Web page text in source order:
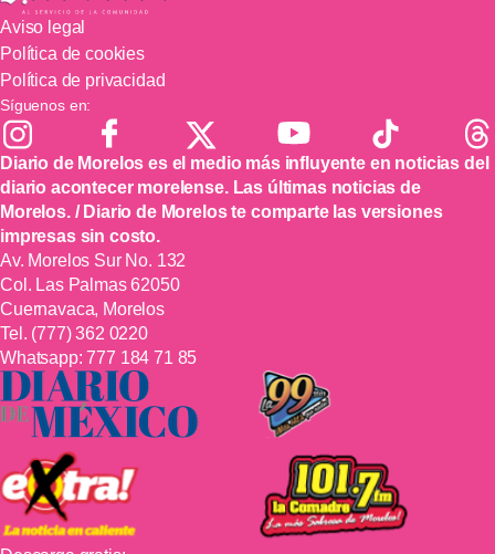
Aviso legal
Política de cookies
Política de privacidad
Síguenos en:
Diario de Morelos es el medio más influyente en noticias del
diario acontecer morelense. Las últimas noticias de
Morelos. / Diario de Morelos te comparte las versiones
impresas sin costo.
Av. Morelos Sur No. 132
Col. Las Palmas 62050
Cuernavaca, Morelos
Tel. (777) 362 0220
Whatsapp:777 184 71 85